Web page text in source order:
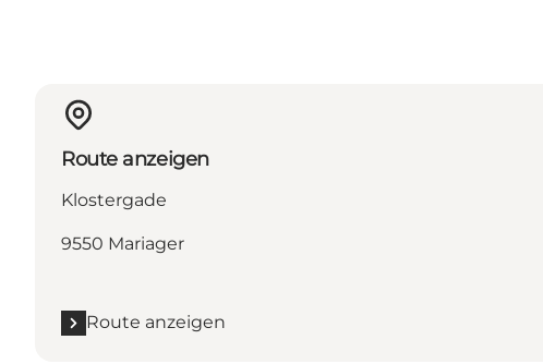
Route anzeigen
Klostergade
9550 Mariager
Route anzeigen